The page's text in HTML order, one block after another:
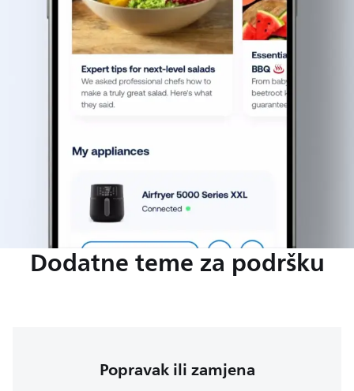
Dodatne teme za podršku
Popravak ili zamjena